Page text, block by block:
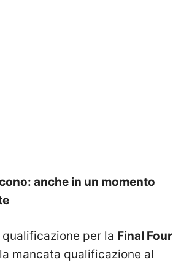
anche in un momento
per la Final Four
mancata qualificazione al